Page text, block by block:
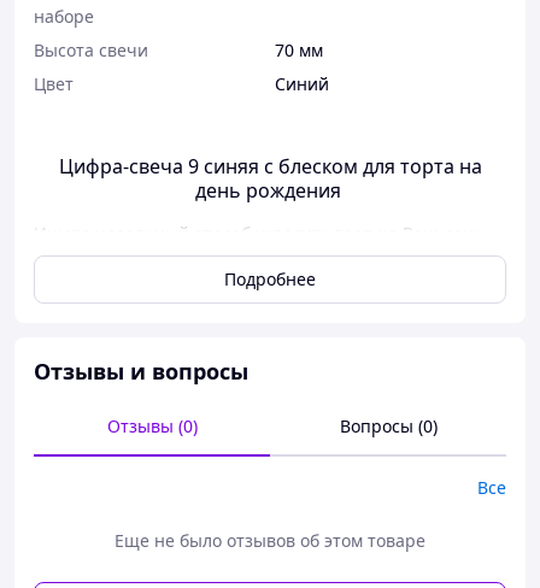
наборе
Высота свечи
70 мм
Цвет
Синий
Цифра-свеча 9 синяя с блеском для торта на
день рождения
Ищете идеальный способ украсить торт на Ваш день
рождения? Тогда наше предложение именно для Вас!
Свечи для торта цифры – это прекрасный способ
добавить веселье и оригинальность в любой праздник.
отразить количество Ваших лет!
Подробнее
Отзывы и вопросы
Отзывы (0) Вопросы (0)
Все
Еще не было отзывов об этом товаре